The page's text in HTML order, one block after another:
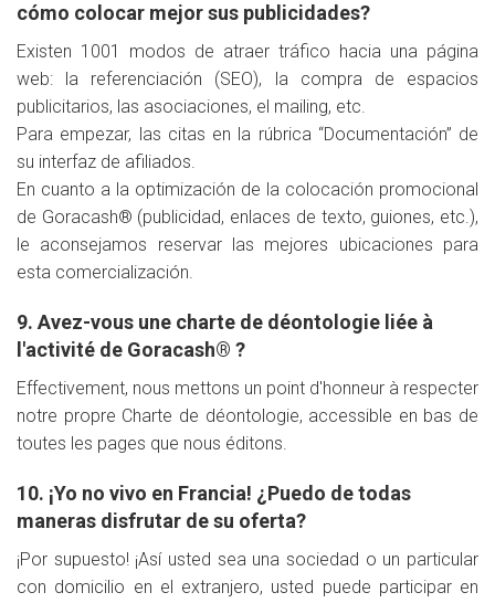
cómo colocar mejor sus publicidades?
Existen 1001 modos de atraer tráfico hacia una página
web: la referenciación (SEO), la compra de espacios
publicitarios, las asociaciones, el mailing, etc.
Para empezar, las citas en la rúbrica “Documentación” de
su interfaz de afiliados.
En cuanto a la optimización de la colocación promocional
de Goracash® (publicidad, enlaces de texto, guiones, etc.),
le aconsejamos reservar las mejores ubicaciones para
esta comercialización.
9. Avez-vous une charte de déontologie liée à
l'activité de Goracash® ?
Effectivement, nous mettons un point d'honneur à respecter
notre propre Charte de déontologie, accessible en bas de
toutes les pages que nous éditons.
10. ¡Yo no vivo en Francia! ¿Puedo de todas
maneras disfrutar de su oferta?
¡Por supuesto! ¡Así usted sea una sociedad o un particular
con domicilio en el extranjero, usted puede participar en